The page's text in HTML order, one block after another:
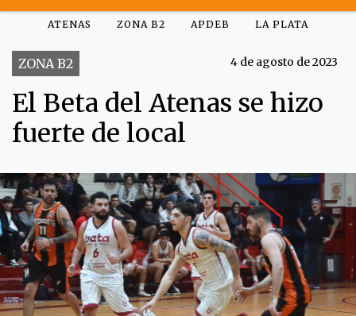
ATENAS ZONA B2 APDEB LA PLATA
ZONA B2 4 de agosto de 2023
El Beta del Atenas se hizo
fuerte de local